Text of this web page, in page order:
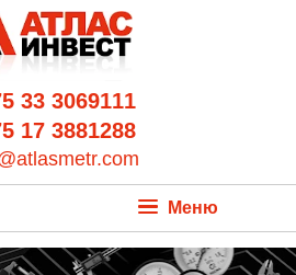
33 3069111
17 3881288
Меню